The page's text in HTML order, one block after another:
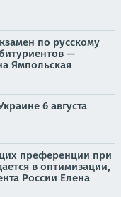
по русскому
—
Ямпольская
6 августа
преференции при
в оптимизации,
России Елена